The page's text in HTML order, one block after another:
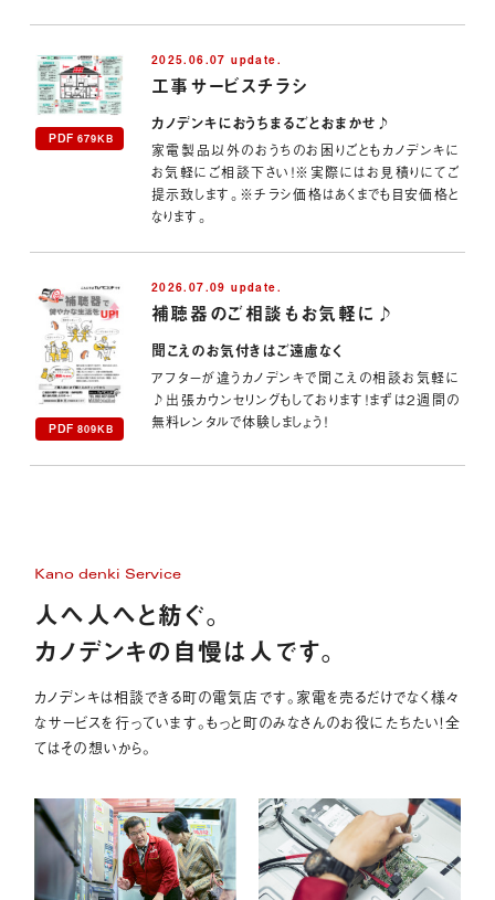
PDF 679KB
2025.06.07 update.
工事サービスチラシ
カノデンキにおうちまるごとおまかせ♪
家電製品以外のおうちのお困りごともカノデンキに
お気軽にご相談下さい！※実際にはお見積りにてご
提示致します。※チラシ価格はあくまでも目安価格と
なります。
PDF 809KB
2026.07.09 update.
補聴器のご相談もお気軽に♪
聞こえのお気付きはご遠慮なく
アフターが違うカノデンキで聞こえの相談お気軽に
♪出張カウンセリングもしております！まずは2週間の
無料レンタルで体験しましょう！
Kano denki Service
人へ人へと紡ぐ。
カノデンキの自慢は人です。
カノデンキは相談できる町の電気店です。家電を売るだけでなく様々
なサービスを行っています。もっと町のみなさんのお役にたちたい！全
てはその想いから。